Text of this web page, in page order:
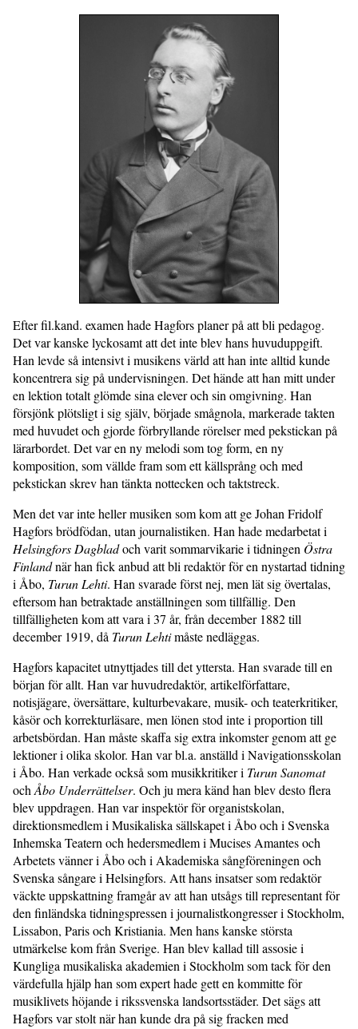
Efter fil.kand. examen hade Hagfors planer på att bli pedagog.
Det var kanske lyckosamt att det inte blev hans huvuduppgift.
Han levde så intensivt i musikens värld att han inte alltid kunde
koncentrera sig på undervisningen. Det hände att han mitt under
en lektion totalt glömde sina elever och sin omgivning. Han
försjönk plötsligt i sig själv, började smågnola, markerade takten
med huvudet och gjorde förbryllande rörelser med pekstickan på
lärarbordet. Det var en ny melodi som tog form, en ny
komposition, som vällde fram som ett källsprång och med
pekstickan skrev han tänkta nottecken och taktstreck.
Men det var inte heller musiken som kom att ge Johan Fridolf
Hagfors brödfödan, utan journalistiken. Han hade medarbetat i
Helsingfors Dagbladoch varit sommarvikarie i tidningen Östra
Finlandnär han fick anbud att bli redaktör för en nystartad tidning
i Åbo, Turun Lehti. Han svarade först nej, men lät sig övertalas,
eftersom han betraktade anställningen som tillfällig. Den
tillfälligheten kom att vara i 37 år, från december 1882 till
december 1919, då Turun Lehtimåste nedläggas.
Hagfors kapacitet utnyttjades till det yttersta. Han svarade till en
början för allt. Han var huvudredaktör, artikelförfattare,
notisjägare, översättare, kulturbevakare, musik- och teaterkritiker,
kåsör och korrekturläsare, men lönen stod inte i proportion till
arbetsbördan. Han måste skaffa sig extra inkomster genom att ge
lektioner i olika skolor. Han var bl.a. anställd i Navigationsskolan
i Åbo. Han verkade också som musikkritiker i Turun Sanomat
ochÅbo Underrättelser. Och ju mera känd han blev desto flera
blev uppdragen. Han var inspektör för organistskolan,
direktionsmedlem i Musikaliska sällskapet i Åbo och i Svenska
Inhemska Teatern och hedersmedlem i Mucises Amantes och
Arbetets vänner i Åbo och i Akademiska sångföreningen och
Svenska sångare i Helsingfors. Att hans insatser som redaktör
väckte uppskattning framgår av att han utsågs till representant för
den finländska tidningspressen i journalistkongresser i Stockholm,
Lissabon, Paris och Kristiania. Men hans kanske största
utmärkelse kom från Sverige. Han blev kallad till assosie i
Kungliga musikaliska akademien i Stockholm som tack för den
värdefulla hjälp han som expert hade gett en kommitte för
musiklivets höjande i rikssvenska landsortsstäder. Det sägs att
Hagfors var stolt när han kunde dra på sig fracken med